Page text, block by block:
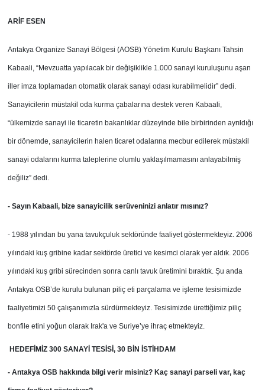
ARİF ESEN
Antakya Organize Sanayi Bölgesi (AOSB) Yönetim Kurulu Başkanı Tahsin
Kabaali, “Mevzuatta yapılacak bir değişiklikle 1.000 sanayi kuruluşunu aşan
iller imza toplamadan otomatik olarak sanayi odası kurabilmelidir” dedi.
Sanayicilerin müstakil oda kurma çabalarına destek veren Kabaali,
“ülkemizde sanayi ile ticaretin bakanlıklar düzeyinde bile birbirinden ayrıldığı
bir dönemde, sanayicilerin halen ticaret odalarına mecbur edilerek müstakil
sanayi odalarını kurma taleplerine olumlu yaklaşılmamasını anlayabilmiş
değiliz” dedi.
- Sayın Kabaali, bize sanayicilik serüveninizi anlatır mısınız?
- 1988 yılından bu yana tavukçuluk sektöründe faaliyet göstermekteyiz. 2006
yılındaki kuş gribine kadar sektörde üretici ve kesimci olarak yer aldık. 2006
yılındaki kuş gribi sürecinden sonra canlı tavuk üretimini bıraktık. Şu anda
Antakya OSB’de kurulu bulunan piliç eti parçalama ve işleme tesisimizde
faaliyetimizi 50 çalışanımızla sürdürmekteyiz. Tesisimizde ürettiğimiz piliç
bonfile etini yoğun olarak Irak'a ve Suriye’ye ihraç etmekteyiz.
HEDEFİMİZ 300 SANAYİ TESİSİ, 30 BİN İSTİHDAM
- Antakya OSB hakkında bilgi verir misiniz? Kaç sanayi parseli var, kaç